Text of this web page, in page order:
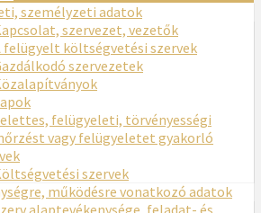
személyzeti adatok
szervezet, vezetők
felügyelt költségvetési szervek
szervezetek
felügyeleti, törvényességi
vagy felügyeletet gyakorló
szervek
működésre vonatkozó adatok